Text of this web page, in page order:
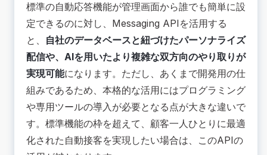
標準の自動応答機能が管理画面から誰でも簡単に設
定できるのに対し、Messaging APIを活用する
と、 自社のデータベースと紐づけたパーソナライズ
配信や、AIを用いたより複雑な双方向のやり取りが
実現可能になります。ただし、あくまで開発用の仕
組みであるため、本格的な活用にはプログラミング
や専用ツールの導入が必要となる点が大きな違いで
す。標準機能の枠を超えて、顧客一人ひとりに最適
化された自動接客を実現したい場合は、このAPIの